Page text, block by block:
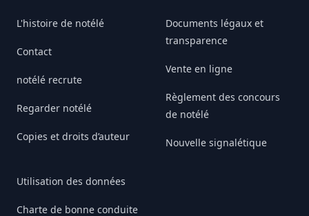
L'histoire de notélé
Contact
notélé recrute
Regarder notélé
Copies et droits d’auteur
Utilisation des données
Charte de bonne conduite
Documents légaux et
transparence
Vente en ligne
Règlement des concours
de notélé
Nouvelle signalétique